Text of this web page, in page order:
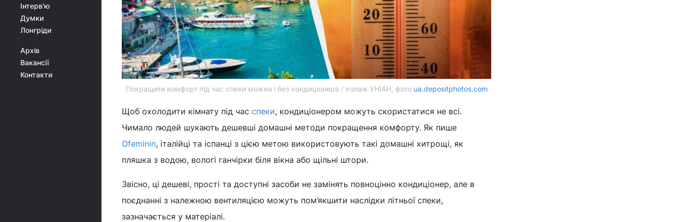
Інтерв'ю
Думки
Лонгріди
Архів
Вакансії
Контакти
Покращити комфорт під час спеки можна і без кондиціонера / колаж УНІАН, фото ua.depositphotos.com
Щоб охолодити кімнату під час спеки, кондиціонером можуть скористатися не всі.
Чимало людей шукають дешевші домашні методи покращення комфорту. Як пише
Ofeminin, італійці та іспанці з цією метою використовують такі домашні хитрощі, як
пляшка з водою, вологі ганчірки біля вікна або щільні штори.
Звісно, ці дешеві, прості та доступні засоби не замінять повноцінно кондиціонер, але в
поєднанні з належною вентиляцією можуть пом’якшити наслідки літньої спеки,
зазначається у матеріалі.